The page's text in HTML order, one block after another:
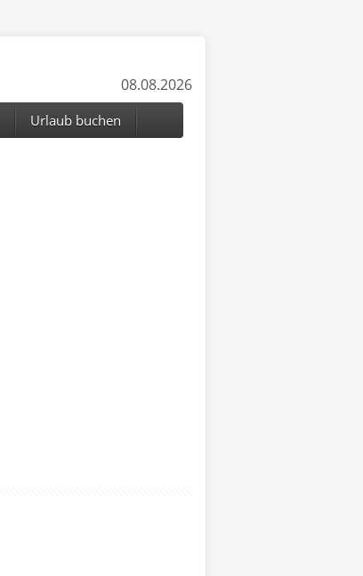
08.08.2026
Urlaub buchen